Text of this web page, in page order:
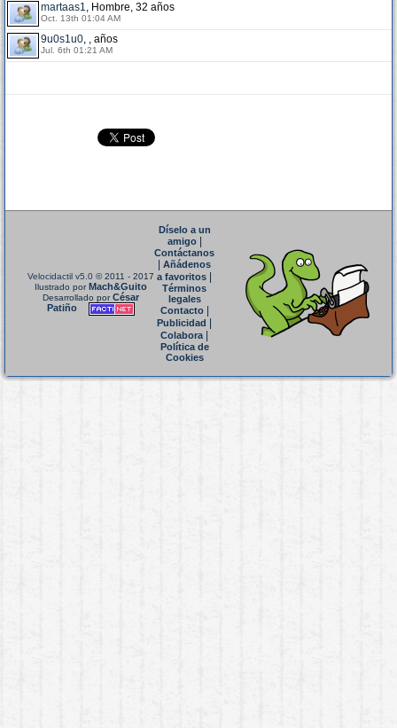
martaas1, Hombre, 32 años
Oct. 13th 01:04 AM
9u0s1u0, , años
Jul. 6th 01:21 AM
Velocidactil v5.0 © 2011 - 2017
Ilustrado porMach&Guito
Desarrollado porCésar
Patiño
Díselo a un
amigo|
Contáctanos
Añádenos
a favoritos
Términos
legales
Contacto|
Publicidad
Colabora|
Política de
Cookies